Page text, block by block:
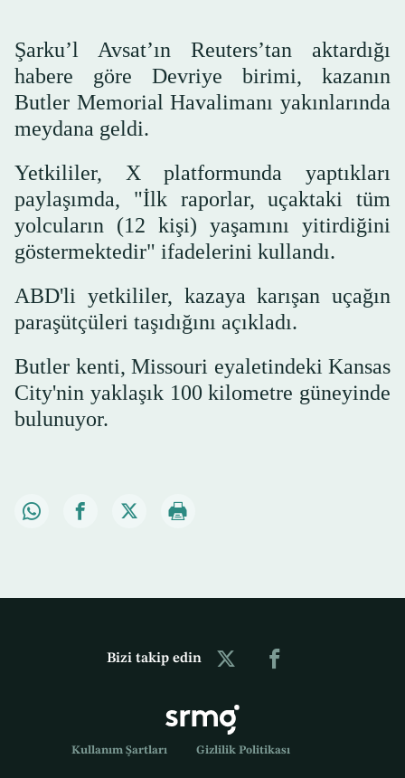
Şarku’l Avsat’ın Reuters’tan aktardığı
habere göre Devriye birimi, kazanın
Butler Memorial Havalimanı yakınlarında
meydana geldi.
Yetkililer, X platformunda yaptıkları
paylaşımda, "İlk raporlar, uçaktaki tüm
yolcuların (12 kişi) yaşamını yitirdiğini
göstermektedir" ifadelerini kullandı.
ABD'li yetkililer, kazaya karışan uçağın
paraşütçüleri taşıdığını açıkladı.
Butler kenti, Missouri eyaletindeki Kansas
City'nin yaklaşık 100 kilometre güneyinde
bulunuyor.
Bizi takip edin
Kullanım Şartları Gizlilik Politikası